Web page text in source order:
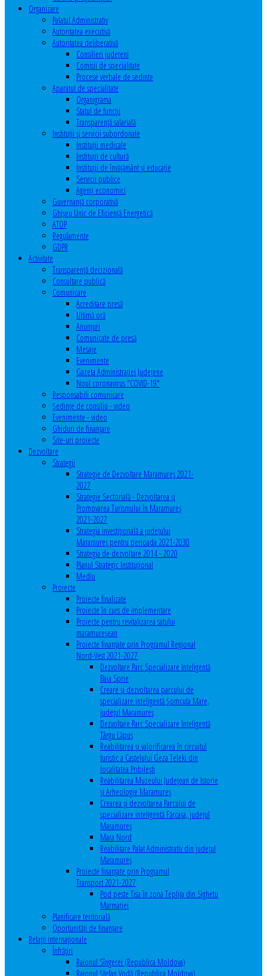
Organizare
Palatul Administrativ
Autoritatea executivă
Autoritatea deliberativă
Consilieri judeţeni
Comisii de specialitate
Procese verbale de sedinte
Aparatul de specialitate
Organigrama
Statul de funcții
Transparență salarială
Instituţii şi servicii subordonate
Instituţii medicale
Instituţii de cultură
Instituţii de învăţământ şi educaţie
Servicii publice
Agenţi economici
Guvernanță corporativă
Ghişeu Unic de Eficienţă Energetică
ATOP
Regulamente
GDPR
Activitate
Transparenţă decizională
Consultare publică
Comunicare
Acreditare presă
Ultimă oră
Anunţuri
Comunicate de presă
Mesaje
Evenimente
Gazeta Administraţiei Judeţene
Noul coronavirus "COVID-19"
Responsabili comunicare
Şedinţe de consiliu - video
Evenimente - video
Ghiduri de finanţare
Site-uri proiecte
Dezvoltare
Strategii
Strategie de Dezvoltare Maramureș 2021-
2027
Strategie Sectorială - Dezvoltarea și
Promovarea Turismului în Maramureș
2021-2027
Strategia investiţională a județului
Maramureș pentru perioada 2021-2030
Strategia de dezvoltare 2014 - 2020
Planul Strategic Instituţional
Mediu
Proiecte
Proiecte finalizate
Proiecte în curs de implementare
Proiecte pentru revitalizarea satului
maramureşean
Proiecte finanțate prin Programul Regional
Nord-Vest 2021-2027
Dezvoltare Parc Specializare Inteligentă
Baia Sprie
Creare și dezvoltarea parcului de
specializare inteligentă Șomcuta Mare,
județul Maramureș
Dezvoltare Parc Specializare Inteligentă
Târgu Lăpuș
Reabilitarea și valorificarea în circuitul
turistic a Castelului Geza Teleki din
localitatea Pribilești
Reabilitarea Muzeului Județean de Istorie
și Arheologie Maramureș
Crearea și dezvoltarea Parcului de
specializare inteligentă Fărcașa, județul
Maramureș
Mara Nord
Reabilitare Palat Administrativ din județul
Maramureș
Proiecte finanțate prin Programul
Transport 2021-2027
Pod peste Tisa în zona Teplița din Sighetu
Marmației
Planificare teritorială
Oportunităţi de finanţare
Relaţii internaţionale
Înfrăţiri
Raionul Sîngerei (Republica Moldova)
Raionul Ștefan Vodă (Republica Moldova)